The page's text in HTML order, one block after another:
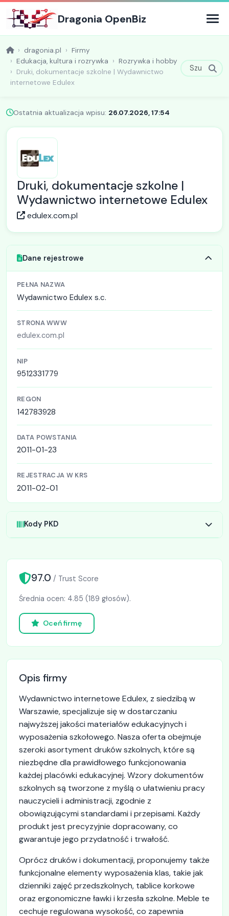
Dragonia OpenBiz
dragonia.pl
Firmy
Edukacja, kultura i rozrywka
Rozrywka i hobby
Druki, dokumentacje szkolne | Wydawnictwo
internetowe Edulex
Ostatnia aktualizacja wpisu: 26.07.2026, 17:54
Druki, dokumentacje szkolne |
Wydawnictwo internetowe Edulex
edulex.com.pl
Dane rejestrowe
PEŁNA NAZWA
Wydawnictwo Edulex s.c.
STRONA WWW
edulex.com.pl
NIP
9512331779
REGON
142783928
DATA POWSTANIA
2011-01-23
REJESTRACJA W KRS
2011-02-01
Kody PKD
97.0 / Trust Score
Średnia ocen: 4.85 (189 głosów).
Oceń firmę
Opis firmy
Wydawnictwo internetowe Edulex, z siedzibą w
Warszawie, specjalizuje się w dostarczaniu
najwyższej jakości materiałów edukacyjnych i
wyposażenia szkołowego. Nasza oferta obejmuje
szeroki asortyment druków szkolnych, które są
niezbędne dla prawidłowego funkcjonowania
każdej placówki edukacyjnej. Wzory dokumentów
szkolnych są tworzone z myślą o ułatwieniu pracy
nauczycieli i administracji, zgodnie z
obowiązującymi standardami i przepisami. Każdy
produkt jest precyzyjnie dopracowany, co
gwarantuje jego przydatność i trwałość.
Oprócz druków i dokumentacji, proponujemy także
funkcjonalne elementy wyposażenia klas, takie jak
dzienniki zajęć przedszkolnych, tablice korkowe
oraz ergonomiczne ławki i krzesła szkolne. Meble te
cechuje regulowana wysokość, co zapewnia